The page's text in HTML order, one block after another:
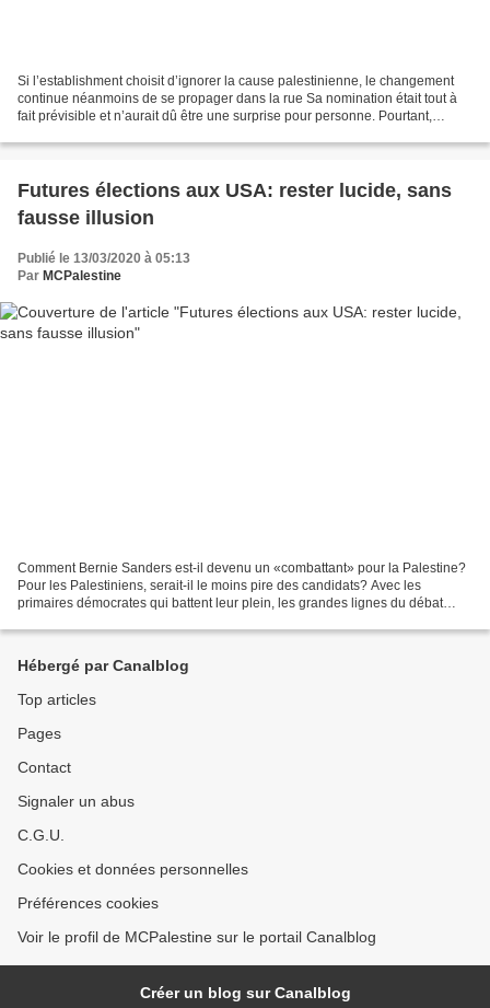
Si l’establishment choisit d’ignorer la cause palestinienne, le changement
continue néanmoins de se propager dans la rue Sa nomination était tout à
fait prévisible et n’aurait dû être une surprise pour personne. Pourtant,
Futures élections aux USA: rester lucide, sans
fausse illusion
Publié le 13/03/2020 à 05:13
Par MCPalestine
Comment Bernie Sanders est-il devenu un «combattant» pour la Palestine?
Pour les Palestiniens, serait-il le moins pire des candidats? Avec les
primaires démocrates qui battent leur plein, les grandes lignes du débat
Hébergé par Canalblog
Top articles
Pages
Contact
Signaler un abus
C.G.U.
Cookies et données personnelles
Préférences cookies
Voir le profil de MCPalestine sur le portail Canalblog
Créer un blog sur Canalblog